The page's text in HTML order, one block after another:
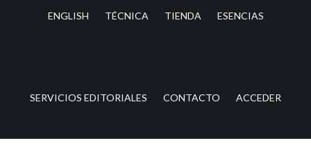
ENGLISH TÉCNICA TIENDA ESENCIAS
SERVICIOS EDITORIALES CONTACTO ACCEDER